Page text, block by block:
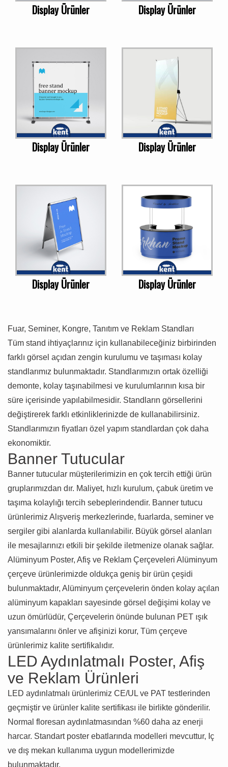
Display Ürünler Display Ürünler
Display Ürünler Display Ürünler
Display Ürünler Display Ürünler
Fuar, Seminer, Kongre, Tanıtım ve Reklam Standları
Tüm stand ihtiyaçlarınız için kullanabileceğiniz birbirinden
farklı görsel açıdan zengin kurulumu ve taşıması kolay
standlarımız bulunmaktadır. Standlarımızın ortak özelliği
demonte, kolay taşınabilmesi ve kurulumlarının kısa bir
süre içerisinde yapılabilmesidir. Standların görsellerini
değiştirerek farklı etkinliklerinizde de kullanabilirsiniz.
Standlarımızın fiyatları özel yapım standlardan çok daha
ekonomiktir.
Banner Tutucular
Banner tutucular müşterilerimizin en çok tercih ettiği ürün
gruplarımızdan dır. Maliyet, hızlı kurulum, çabuk üretim ve
taşıma kolaylığı tercih sebeplerindendir. Banner tutucu
ürünlerimiz Alışveriş merkezlerinde, fuarlarda, seminer ve
sergiler gibi alanlarda kullanılabilir. Büyük görsel alanları
ile mesajlarınızı etkili bir şekilde iletmenize olanak sağlar.
Alüminyum Poster, Afiş ve Reklam Çerçeveleri Alüminyum
çerçeve ürünlerimizde oldukça geniş bir ürün çeşidi
bulunmaktadır, Alüminyum çerçevelerin önden kolay açılan
alüminyum kapakları sayesinde görsel değişimi kolay ve
uzun ömürlüdür, Çerçevelerin önünde bulunan PET ışık
yansımalarını önler ve afişinizi korur, Tüm çerçeve
ürünlerimiz kalite sertifikalıdır.
LED Aydınlatmalı Poster, Afiş
ve Reklam Ürünleri
LED aydınlatmalı ürünlerimiz CE/UL ve PAT testlerinden
geçmiştir ve ürünler kalite sertifikası ile birlikte gönderilir.
Normal floresan aydınlatmasından %60 daha az enerji
harcar. Standart poster ebatlarında modelleri mevcuttur, Iç
ve dış mekan kullanıma uygun modellerimizde
bulunmaktadır.